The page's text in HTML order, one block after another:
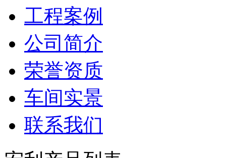
工程案例
公司简介
荣誉资质
车间实景
联系我们